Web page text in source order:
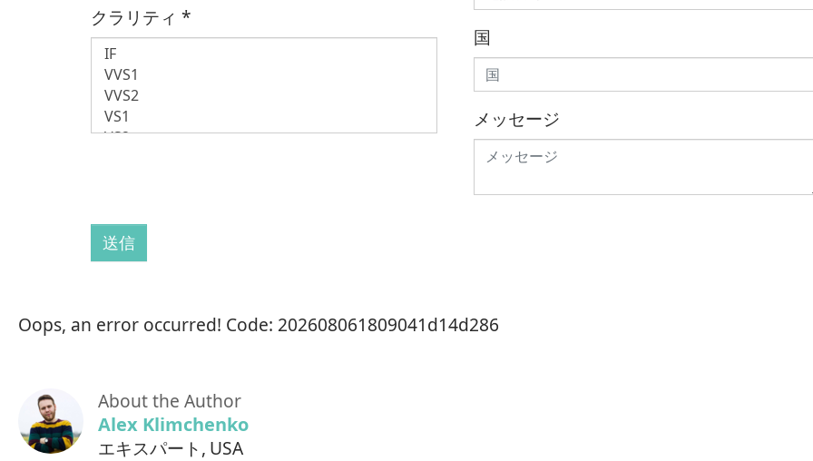
クラリティ*
国
メッセージ
送信
Oops, an error occurred! Code: 202608061809041d14d286
About the Author
Alex Klimchenko
エキスパート, USA